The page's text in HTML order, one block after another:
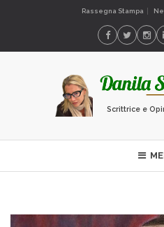
Rassegna Stampa
Scrittrice e